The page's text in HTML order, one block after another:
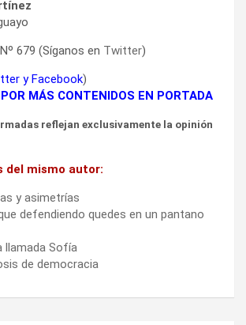
mismo autor:
y asimetrías
llamada Sofía
de los universitarios
La FIFA, Neymar y Luis Suárez